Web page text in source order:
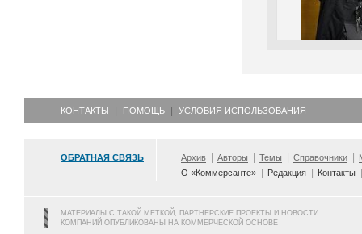
КОНТАКТЫ ПОМОЩЬ УСЛОВИЯ ИСПОЛЬЗОВАНИЯ
ОБРАТНАЯ СВЯЗЬ Архив Авторы Темы Справочники
О «Коммерсанте»
Редакция Контакты
МАТЕРИАЛЫ С ТАКОЙ МЕТКОЙ, ПАРТНЕРСКИЕ ПРОЕКТЫ И НОВОСТИ
КОМПАНИЙ ОПУБЛИКОВАНЫ НА КОММЕРЧЕСКОЙ ОСНОВЕ